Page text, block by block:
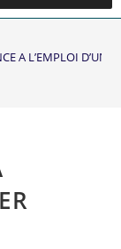
A L’EMPLOI D’UN